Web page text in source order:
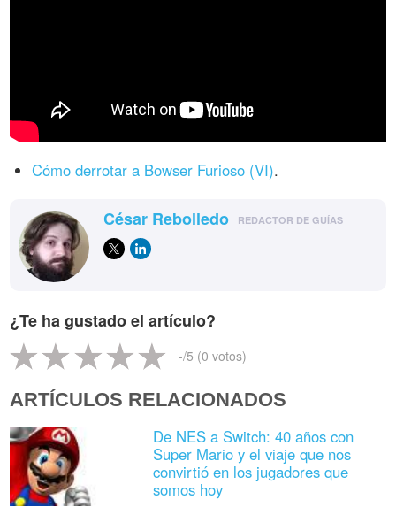
Cómo derrotar a Bowser Furioso (VI).
César Rebolledo REDACTOR DE GUÍAS
¿Te ha gustado el artículo?
-/5 (0 votos)
ARTÍCULOS RELACIONADOS
De NES a Switch: 40 años con
Super Mario y el viaje que nos
convirtió en los jugadores que
somos hoy